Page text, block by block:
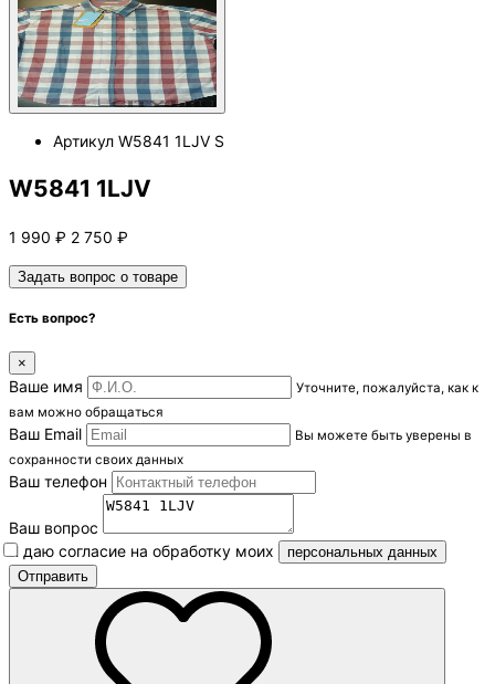
Артикул W5841 1LJV S
W5841 1LJV
1 990 ₽ 2 750 ₽
Задать вопрос о товаре
Есть вопрос?
×
Ваше имя
Уточните, пожалуйста, как к
вам можно обращаться
Ваш Email
Вы можете быть уверены в
сохранности своих данных
Ваш телефон
Ваш вопрос
Я даю согласие на обработку моих
персональных данных